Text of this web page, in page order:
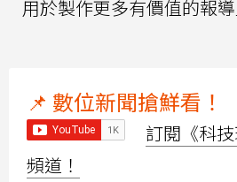
用於製作更多有價值的報導
📌 數位新聞搶鮮看！
訂閱《科
頻道！